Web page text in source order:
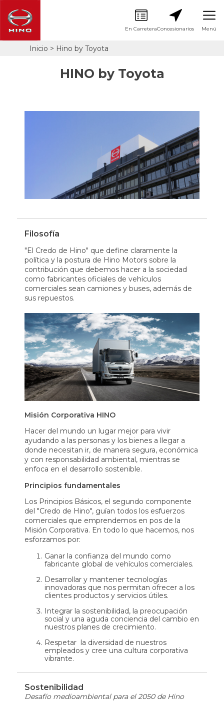
En CarreteraConcesionarios Menú
Sobrescribir
la
Inicio Hino by Toyota
HINO by Toyota
Filosofía
"El Credo de Hino" que define claramente la
política y la postura de Hino Motors sobre la
contribución que debemos hacer a la sociedad
como fabricantes oficiales de vehículos
comerciales sean camiones y buses, además de
sus repuestos.
Misión Corporativa HINO
Hacer del mundo un lugar mejor para vivir
ayudando a las personas y los bienes a llegar a
donde necesitan ir, de manera segura, económica
y con responsabilidad ambiental, mientras se
enfoca en el desarrollo sostenible.
Principios fundamentales
Los Principios Básicos, el segundo componente
del "Credo de Hino", guían todos los esfuerzos
comerciales que emprendemos en pos de la
Misión Corporativa. En todo lo que hacemos, nos
esforzamos por:
Ganar la confianza del mundo como
fabricante global de vehículos comerciales.
Desarrollar y mantener tecnologías
innovadoras que nos permitan ofrecer a los
clientes productos y servicios útiles.
Integrar la sostenibilidad, la preocupación
social y una aguda conciencia del cambio en
nuestros planes de crecimiento.
Respetar la diversidad de nuestros
empleados y cree una cultura corporativa
vibrante.
Sostenibilidad
Desafío medioambiental para el 2050 de Hino